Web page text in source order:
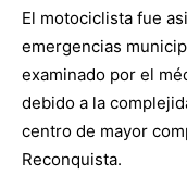
El motociclista fue
emergencias
examinado por el
debido a la
centro de mayor
Reconquista.